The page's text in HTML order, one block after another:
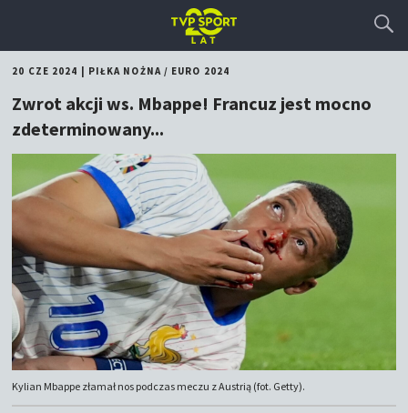
20 CZE 2024 PIŁKA NOŻNA/ EURO 2024
Zwrot akcji ws. Mbappe! Francuz jest mocno
zdeterminowany...
Kylian Mbappe złamał nos podczas meczu z Austrią (fot. Getty).